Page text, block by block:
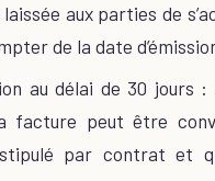
aux parties de
de la date
au délai de 30 jours
facture peut être
par contrat et